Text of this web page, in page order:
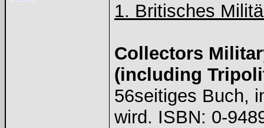
1. Britisches
Collectors
(including
56seitiges Buch,
wird. ISBN: 0-